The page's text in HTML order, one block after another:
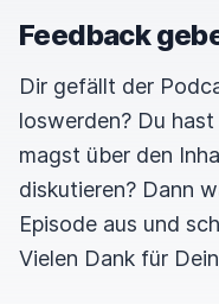
Feedback
Dir gefällt der
loswerden? Du
magst über den
diskutieren? Dann
Episode aus und
Vielen Dank für